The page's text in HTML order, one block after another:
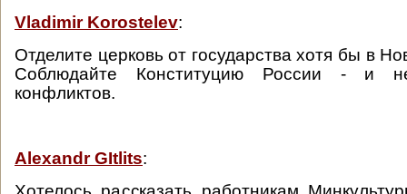
Vladimir Korostelev:
Отделите церковь от государства хотя бы в
Соблюдайте Конституцию России - и
конфликтов.
Alexandr GItlits: